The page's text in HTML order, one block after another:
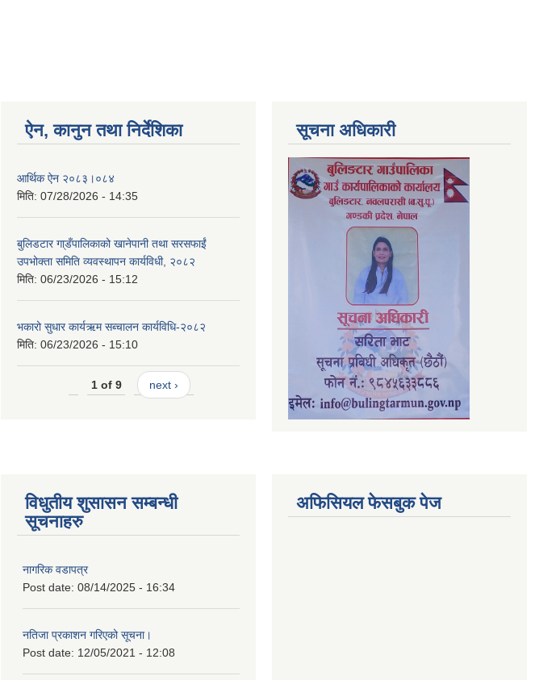
ऐन, कानुन तथा निर्देशिका
आर्थिक ऐन २०८३।०८४
मिति: 07/28/2026 - 14:35
बुलिडटार गा्डँपालिकाको खानेपानी तथा सरसफाईं
उपभोक्ता समिति व्यवस्थापन कार्यविधी, २०८२
मिति: 06/23/2026 - 15:12
भकारो सुधार कार्यऋम सब्चालन कार्यविधि-२०८२
मिति: 06/23/2026 - 15:10
1 of 9 next ›
सूचना अधिकारी
विधुतीय शुसासन सम्बन्धी
सूचनाहरु
नागरिक वडापत्र
Post date: 08/14/2025 - 16:34
नतिजा प्रकाशन गरिएको सूचना।
Post date: 12/05/2021 - 12:08
अफिसियल फेसबुक पेज